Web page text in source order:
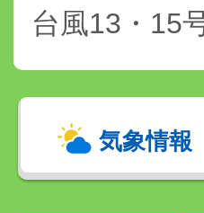
台風13・15
気象情報